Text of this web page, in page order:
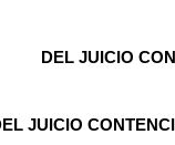
DEL JUICIO
JUICIO